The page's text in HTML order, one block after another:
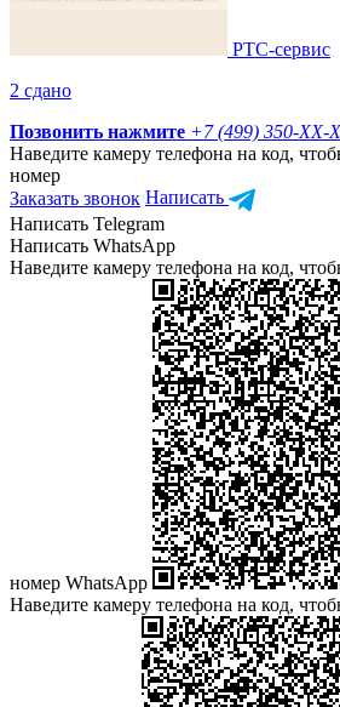
РТС-сервис
2 сдано
Позвонить нажмите +7 (499) 350-XX-
Наведите камеру телефона на код,
номер
Заказать звонок Написать
Написать Telegram
Написать WhatsApp
Наведите камеру телефона на код,
номер WhatsApp
Наведите камеру телефона на код,